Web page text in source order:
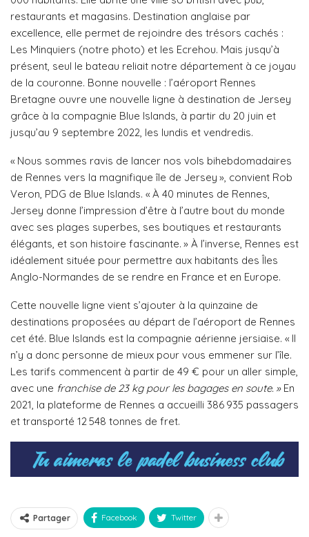
restaurants et magasins. Destination anglaise par
excellence, elle permet de rejoindre des trésors cachés :
Les Minquiers (notre photo) et les Ecrehou. Mais jusqu’à
présent, seul le bateau reliait notre département à ce joyau
de la couronne. Bonne nouvelle : l’aéroport Rennes
Bretagne ouvre une nouvelle ligne à destination de Jersey
grâce à la compagnie Blue Islands, à partir du 20 juin et
jusqu’au 9 septembre 2022, les lundis et vendredis.
« Nous sommes ravis de lancer nos vols bihebdomadaires
de Rennes vers la magnifique île de Jersey », convient Rob
Veron, PDG de Blue Islands. « À 40 minutes de Rennes,
Jersey donne l’impression d’être à l’autre bout du monde
avec ses plages superbes, ses boutiques et restaurants
élégants, et son histoire fascinante. » À l’inverse, Rennes est
idéalement située pour permettre aux habitants des Îles
Anglo-Normandes de se rendre en France et en Europe.
Cette nouvelle ligne vient s’ajouter à la quinzaine de
destinations proposées au départ de l’aéroport de Rennes
cet été. Blue Islands est la compagnie aérienne jersiaise. « Il
n’y a donc personne de mieux pour vous emmener sur l’île.
Les tarifs commencent à partir de 49 € pour un aller simple,
avec une franchise de 23 kg pour les bagages en soute. » En
2021, la plateforme de Rennes a accueilli 386 935 passagers
et transporté 12 548 tonnes de fret.
Partager Facebook Twitter